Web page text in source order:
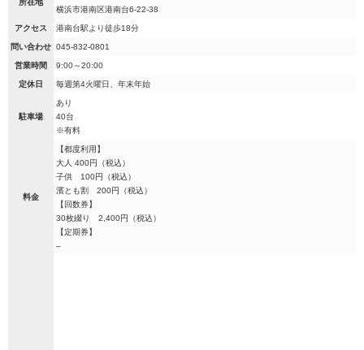
所在地
横浜市港南区港南台6-22-38
アクセス 港南台駅より徒歩18分
問い合わせ 045-832-0801
営業時間 9:00～20:00
定休日 毎週第4火曜日、年末年始
駐車場
あり
40台
※有料
料金
【都度利用】
大人 400円（税込）
子供 100円（税込）
濱とも割 200円（税込）
【回数券】
30枚綴り 2,400円（税込）
【定期券】
–